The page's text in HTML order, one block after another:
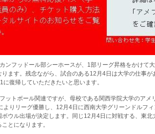
ンフッドール部シーホースが、1部リーグ昇格をかけて
ます。残念ながら、試合のある12月4日は大学の仕事が
に復帰していただきたいと思います。
ットボール関連ですが、母校である関西学院大学のアメ
よりリーグ優勝し、12月4日に西南大学グリーンドルフ
ボウル出場が決定します。同じ12月4日に対戦する、東
とになります。